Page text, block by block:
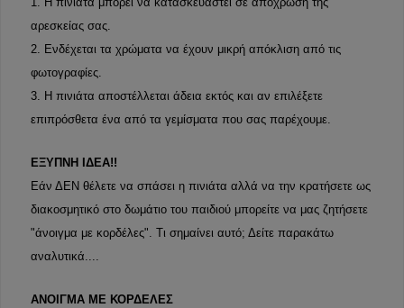
αρεσκείας σας.
2. Ενδέχεται τα χρώματα να έχουν μικρή απόκλιση από τις
φωτογραφίες.
3. Η πινιάτα αποστέλλεται άδεια εκτός και αν επιλέξετε
επιπρόσθετα ένα από τα γεμίσματα που σας παρέχουμε.
ΕΞΥΠΝΗ ΙΔΕΑ!!
Εάν ΔΕΝ θέλετε να σπάσει η πινιάτα αλλά να την κρατήσετε ως
διακοσμητικό στο δωμάτιο του παιδιού μπορείτε να μας ζητήσετε
"άνοιγμα με κορδέλες". Τι σημαίνει αυτό; Δείτε παρακάτω
αναλυτικά....
ΑΝΟΙΓΜΑ ΜΕ ΚΟΡΔΕΛΕΣ